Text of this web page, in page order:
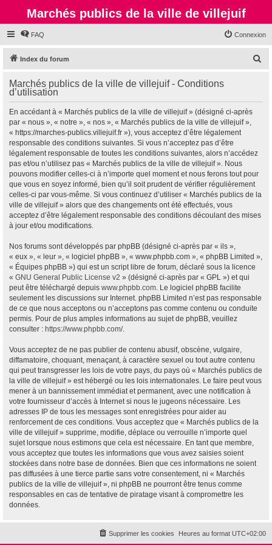
Marchés publics de la ville de villejuif
FAQ Connexion
Index du forum
h
Marchés publics de la ville de villejuif - Conditions
d’utilisation
En accédant à « Marchés publics de la ville de villejuif » (désigné ci-après
par « nous », « notre », « nos », « Marchés publics de la ville de villejuif »,
« https://marches-publics.villejuif.fr »), vous acceptez d’être légalement
responsable des conditions suivantes. Si vous n’acceptez pas d’être
légalement responsable de toutes les conditions suivantes, alors n’accédez
pas et/ou n’utilisez pas « Marchés publics de la ville de villejuif ». Nous
pouvons modifier celles-ci à n’importe quel moment et nous ferons tout pour
que vous en soyez informé, bien qu’il soit prudent de vérifier régulièrement
celles-ci par vous-même. Si vous continuez d’utiliser « Marchés publics de la
ville de villejuif » alors que des changements ont été effectués, vous
acceptez d’être légalement responsable des conditions découlant des mises
à jour et/ou modifications.
Nos forums sont développés par phpBB (désigné ci-après par « ils »,
« eux », « leur », « logiciel phpBB », « www.phpbb.com », « phpBB Limited »,
« Équipes phpBB ») qui est un script libre de forum, déclaré sous la licence
« GNU General Public License v2 » (désigné ci-après par « GPL ») et qui
peut être téléchargé depuis www.phpbb.com. Le logiciel phpBB facilite
seulement les discussions sur Internet. phpBB Limited n’est pas responsable
de ce que nous acceptons ou n’acceptons pas comme contenu ou conduite
permis. Pour de plus amples informations au sujet de phpBB, veuillez
consulter : https://www.phpbb.com/.
Vous acceptez de ne pas publier de contenu abusif, obscène, vulgaire,
diffamatoire, choquant, menaçant, à caractère sexuel ou tout autre contenu
qui peut transgresser les lois de votre pays, du pays où « Marchés publics de
la ville de villejuif » est hébergé ou les lois internationales. Le faire peut vous
mener à un bannissement immédiat et permanent, avec une notification à
votre fournisseur d’accès à Internet si nous le jugeons nécessaire. Les
adresses IP de tous les messages sont enregistrées pour aider au
renforcement de ces conditions. Vous acceptez que « Marchés publics de la
ville de villejuif » supprime, modifie, déplace ou verrouille n’importe quel
sujet lorsque nous estimons que cela est nécessaire. En tant que membre,
vous acceptez que toutes les informations que vous avez saisies soient
stockées dans notre base de données. Bien que ces informations ne soient
pas diffusées à une tierce partie sans votre consentement, ni « Marchés
publics de la ville de villejuif », ni phpBB ne pourront être tenus comme
responsables en cas de tentative de piratage visant à compromettre les
données.
Heures au format UTC+02:00
Supprimer les cookies